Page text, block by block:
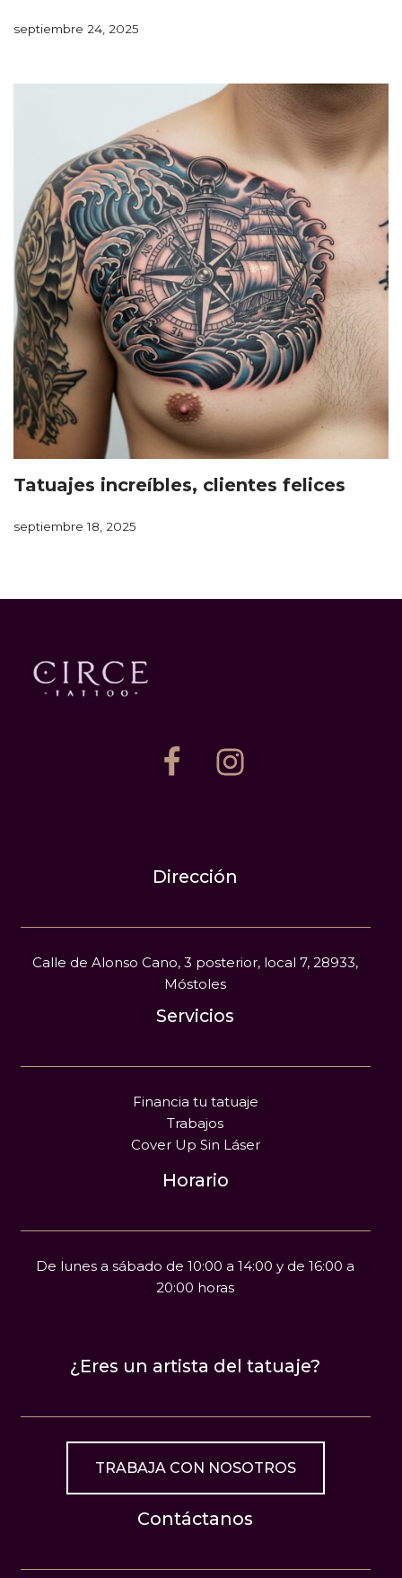
septiembre 24, 2025
Tatuajes increíbles, clientes felices
septiembre 18, 2025
Dirección
Calle de Alonso Cano, 3 posterior, local 7, 28933,
Móstoles
Servicios
Financia tu tatuaje
Trabajos
Cover Up Sin Láser
Horario
De lunes a sábado de 10:00 a 14:00 y de 16:00 a
20:00 horas
¿Eres un artista del tatuaje?
TRABAJA CON NOSOTROS
Contáctanos